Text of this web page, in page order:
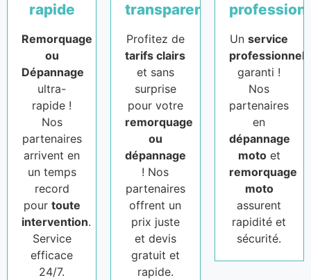
rapide
Remorquage
ou
Dépannage
ultra-
rapide !
Nos
partenaires
arrivent en
un temps
record
pour toute
intervention.
Service
efficace
24/7.
transparents
Profitez de
tarifs clairs
et sans
surprise
pour votre
remorquage
ou
dépannage
! Nos
partenaires
offrent un
prix juste
et devis
gratuit et
rapide.
Unservice
professionnel
garanti !
Nos
partenaires
en
dépannage
motoet
remorquage
moto
assurent
rapidité et
sécurité.